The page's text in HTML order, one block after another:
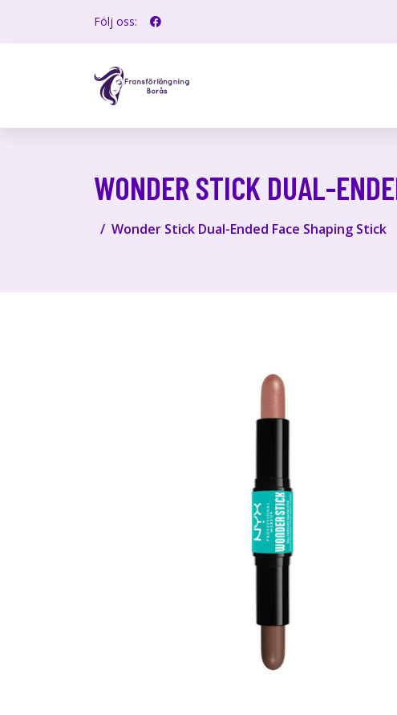
Följ oss:
WONDER STICK DUAL-
Wonder Stick Dual-Ended Face Shaping Stick